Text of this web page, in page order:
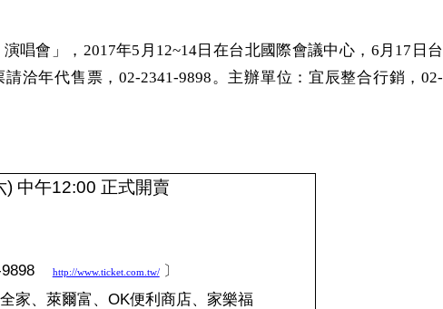
演唱會」， 2017年5 月 12~14 日在台北國際會議中心， 6 月 17 日台
洽年代售票， 02-2341-9898。主辦單位：宜辰整合行銷， 02-
) 中午12:00 正式開賣
http://www.ticket.com.tw/ 〕
全家、萊爾富、OK便利商店、家樂福